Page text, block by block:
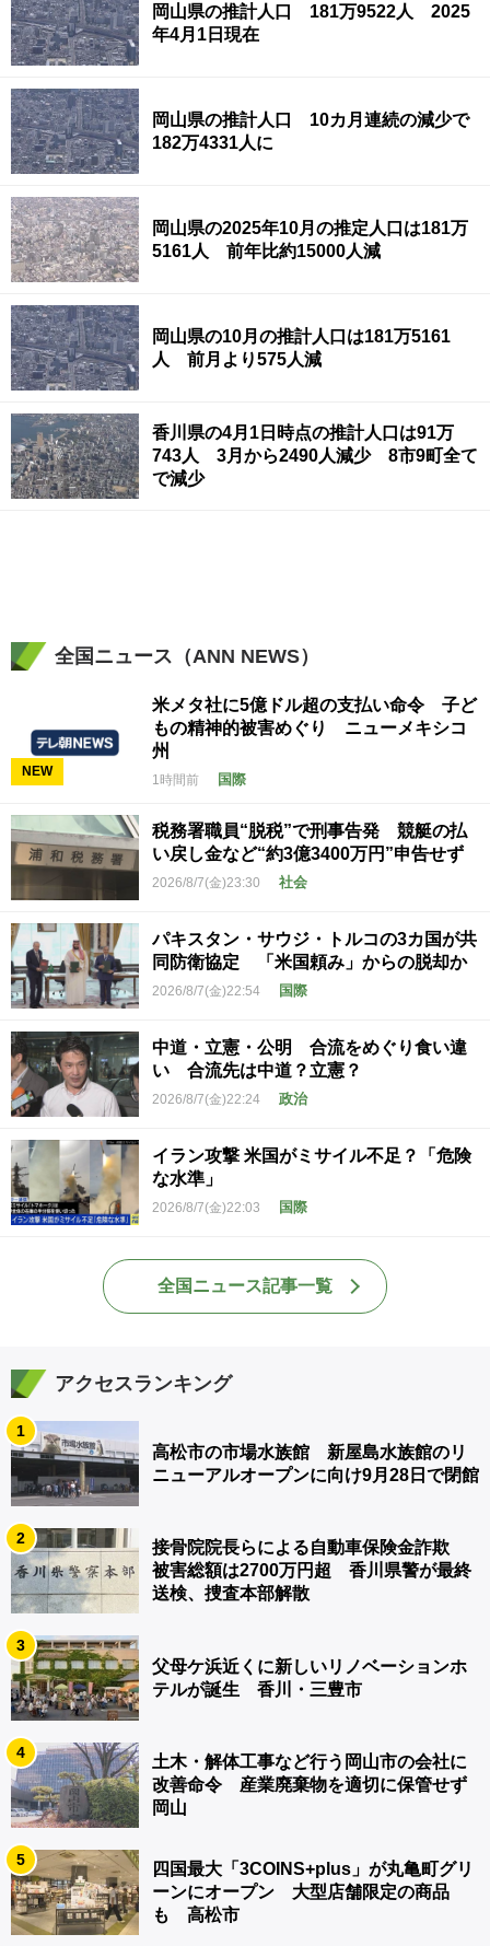
岡山県の推計人口 181万9522人 2025
年4月1日現在
岡山県の推計人口 10カ月連続の減少で
182万4331人に
岡山県の2025年10月の推定人口は181万
5161人 前年比約15000人減
岡山県の10月の推計人口は181万5161
人 前月より575人減
香川県の4月1日時点の推計人口は91万
743人 3月から2490人減少 8市9町全て
で減少
全国ニュース（ANN NEWS）
NEW
米メタ社に5億ドル超の支払い命令 子ど
もの精神的被害めぐり ニューメキシコ
州
1時間前 国際
税務署職員“脱税”で刑事告発 競艇の払
い戻し金など“約3億3400万円”申告せず
2026/8/7(金)23:30 社会
パキスタン・サウジ・トルコの3カ国が共
同防衛協定 「米国頼み」からの脱却か
2026/8/7(金)22:54 国際
中道・立憲・公明 合流をめぐり食い違
い 合流先は中道？立憲？
2026/8/7(金)22:24 政治
イラン攻撃 米国がミサイル不足？「危険
な水準」
2026/8/7(金)22:03 国際
全国ニュース記事一覧
アクセスランキング
1
高松市の市場水族館 新屋島水族館のリ
ニューアルオープンに向け9月28日で閉館
2
接骨院院長らによる自動車保険金詐欺
被害総額は2700万円超 香川県警が最終
送検、捜査本部解散
3
父母ケ浜近くに新しいリノベーションホ
テルが誕生 香川・三豊市
4
土木・解体工事など行う岡山市の会社に
改善命令 産業廃棄物を適切に保管せず
岡山
5
四国最大「3COINS+plus」が丸亀町グリ
ーンにオープン 大型店舗限定の商品
も 高松市